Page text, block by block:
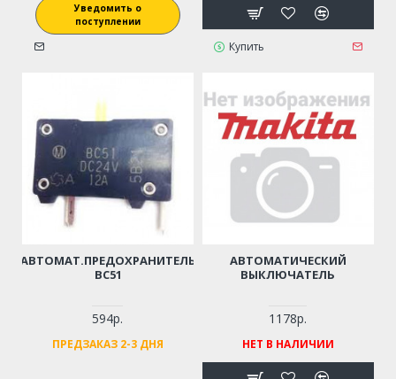
Уведомить о
поступлении
Купить
АВТОМАТ.ПРЕДОХРАНИТЕЛЬ
BC51
594р.
ПРЕДЗАКАЗ 2-3 ДНЯ
АВТОМАТИЧЕСКИЙ
ВЫКЛЮЧАТЕЛЬ
1178р.
НЕТ В НАЛИЧИИ